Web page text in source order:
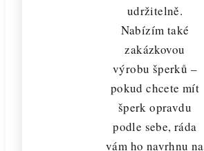
udržitelně.
Nabízím také
zakázkovou
výrobu šperků –
pokud chcete mít
šperk opravdu
podle sebe, ráda
vám ho navrhnu na